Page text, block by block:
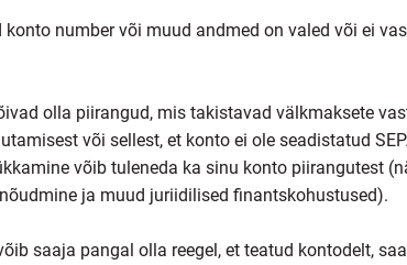
konto number või muud andmed on valed või ei
olla piirangud, mis takistavad välkmaksete
või sellest, et konto ei ole seadistatud
võib tuleneda ka sinu konto piirangutest
ja muud juriidilised finantskohustused).
saaja pangal olla reegel, et teatud kontodelt,